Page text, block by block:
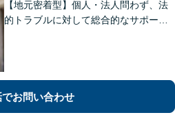
【地元密着型】個人・法人問わず、法
的トラブルに対して総合的なサポート
でお問い合わせ